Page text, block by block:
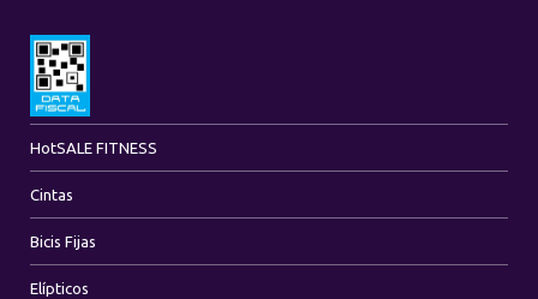
HotSALE FITNESS
Cintas
Bicis Fijas
Elípticos